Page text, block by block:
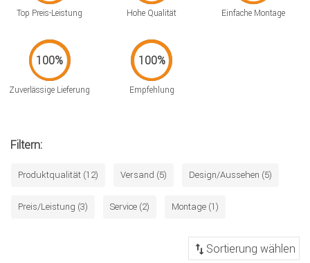
Top Preis-Leistung Hohe Qualität Einfache Montage
Zuverlässige Lieferung Empfehlung
Filtern:
Produktqualität (12) Versand (5) Design/Aussehen (5)
Preis/Leistung (3) Service (2) Montage (1)